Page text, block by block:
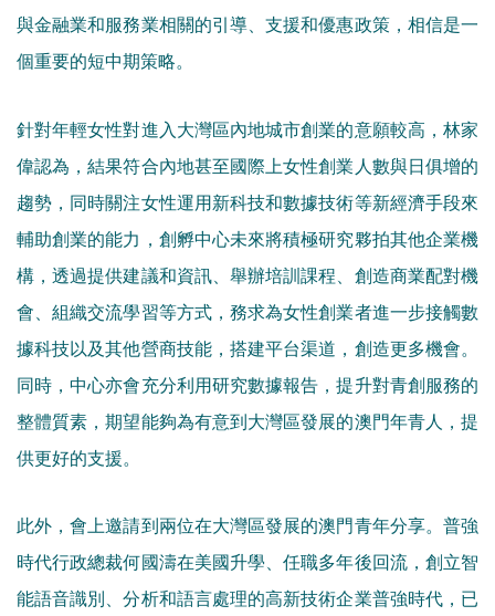
與金融業和服務業相關的引導、支援和優惠政策，相信是一
個重要的短中期策略。
針對年輕女性對進入大灣區內地城市創業的意願較高，林家
偉認為，結果符合內地甚至國際上女性創業人數與日俱增的
趨勢，同時關注女性運用新科技和數據技術等新經濟手段來
輔助創業的能力，創孵中心未來將積極研究夥拍其他企業機
構，透過提供建議和資訊、舉辦培訓課程、創造商業配對機
會、組織交流學習等方式，務求為女性創業者進一步接觸數
據科技以及其他營商技能，搭建平台渠道，創造更多機會。
同時，中心亦會充分利用研究數據報告，提升對青創服務的
整體質素，期望能夠為有意到大灣區發展的澳門年青人，提
供更好的支援。
此外，會上邀請到兩位在大灣區發展的澳門青年分享。普強
時代行政總裁何國濤在美國升學、任職多年後回流，創立智
能語音識別、分析和語言處理的高新技術企業普強時代，已